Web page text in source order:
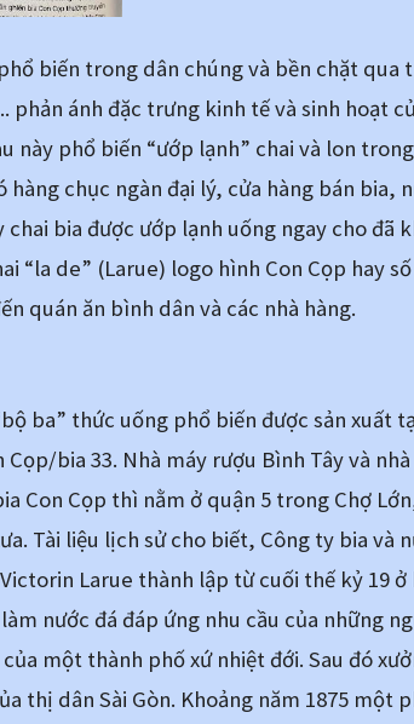
biến trong dân chúng và bền chặt qua
phản ánh đặc trưng kinh tế và sinh hoạt
này phổ biến “ướp lạnh” chai và lon
chục ngàn đại lý, cửa hàng bán bia,
bia được ướp lạnh uống ngay cho đã
“la de” (Larue) logo hình Con Cọp hay
quán ăn bình dân và các nhà hàng.
ba” thức uống phổ biến được sản xuất
bia 33. Nhà máy rượu Bình Tây và
Con Cọp thì nằm ở quận 5 trong Chợ
Tài liệu lịch sử cho biết, Công ty bia và
Larue thành lập từ cuối thế kỷ 19
nước đá đáp ứng nhu cầu của những
một thành phố xứ nhiệt đới. Sau đó
thị dân Sài Gòn. Khoảng năm 1875 một